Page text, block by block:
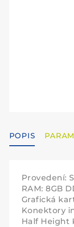
POPIS
Provedení:
RAM: 8GB
Grafická
Konektory
Half Height